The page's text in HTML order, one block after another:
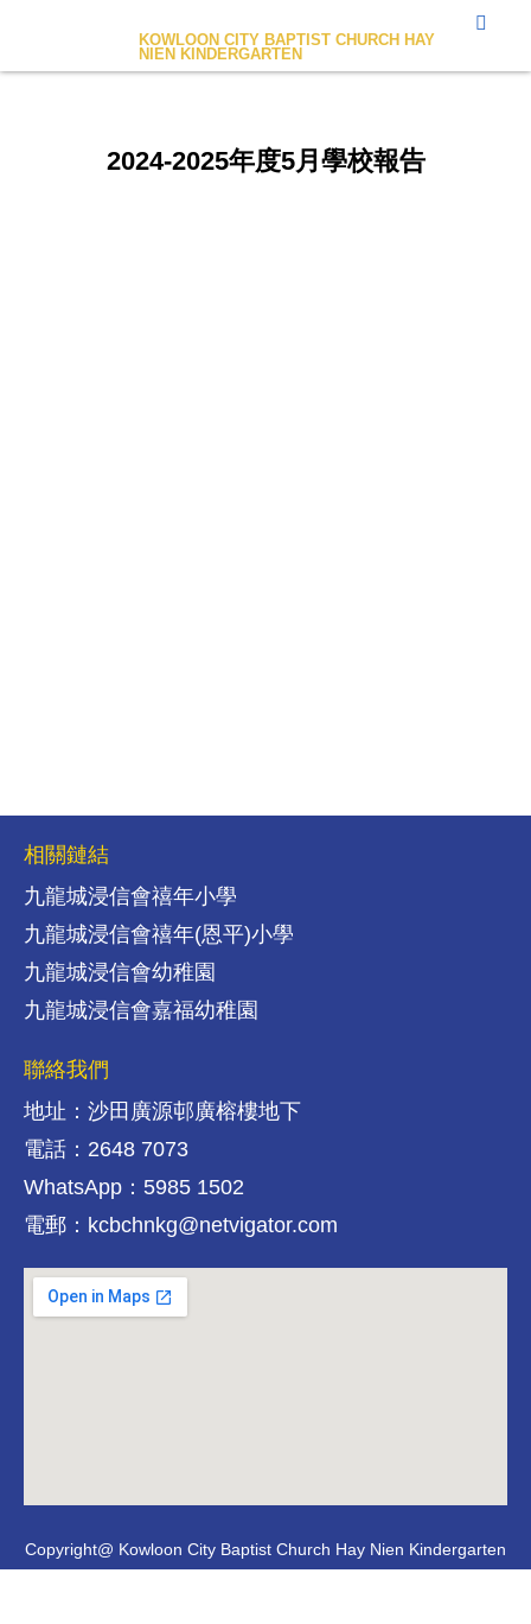
KOWLOON CITY BAPTIST CHURCH HAY
NIEN KINDERGARTEN
2024-2025年度5月學校報告
相關鏈結
九龍城浸信會禧年小學
九龍城浸信會禧年(恩平)小學
九龍城浸信會幼稚園
九龍城浸信會嘉福幼稚園
聯絡我們
地址：沙田廣源邨廣榕樓地下
電話：2648 7073
WhatsApp：5985 1502
電郵：kcbchnkg@netvigator.com
Copyright@ Kowloon City Baptist Church Hay Nien Kindergarten